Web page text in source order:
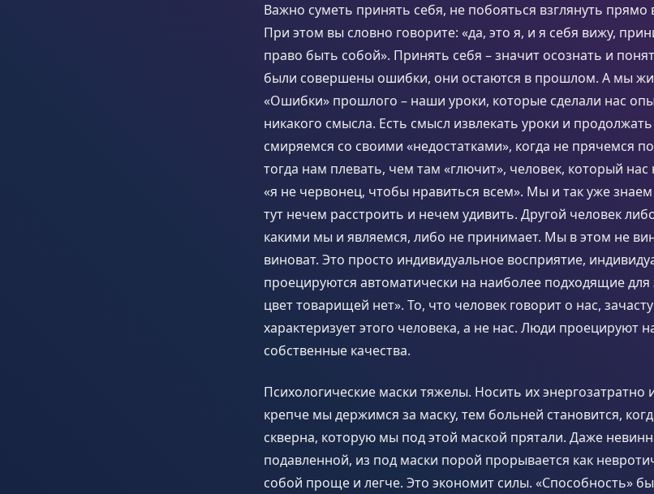
Важно суметь принять себя, не побояться взглянуть прямо
При этом вы словно говорите: «да, это я, и я себя вижу,
право быть собой». Принять себя – значит осознать и
были совершены ошибки, они остаются в прошлом. А мы
«Ошибки» прошлого – наши уроки, которые сделали нас
никакого смысла. Есть смысл извлекать уроки и
смиряемся со своими «недостатками», когда не прячемся
тогда нам плевать, чем там «глючит», человек, который нас
«я не червонец, чтобы нравиться всем». Мы и так уже знаем
тут нечем расстроить и нечем удивить. Другой человек
какими мы и являемся, либо не принимает. Мы в этом не
виноват. Это просто индивидуальное восприятие,
проецируются автоматически на наиболее подходящие для
цвет товарищей нет». То, что человек говорит о нас,
характеризует этого человека, а не нас. Люди проецируют
собственные качества.
Психологические маски тяжелы. Носить их
крепче мы держимся за маску, тем больней становится,
скверна, которую мы под этой маской прятали. Даже
подавленной, из под маски порой прорывается как
собой проще и легче. Это экономит силы. «Способность»